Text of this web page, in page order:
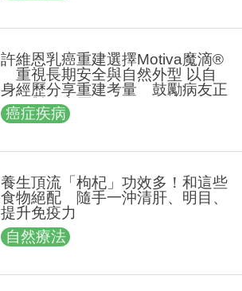
許維恩乳癌重建選擇Motiva魔滴®
重視長期安全與自然外型 以自
身經歷分享重建考量 鼓勵病友正
向面對治療歷程
癌症疾病
養生頂流「枸杞」功效多！和這些
食物絕配 隨手一沖清肝、明目、
提升免疫力
自然療法